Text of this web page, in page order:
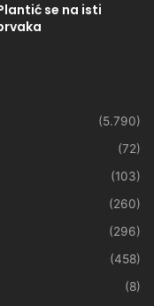
se na isti
(5.790)
(72)
(103)
(260)
(296)
(458)
(8)